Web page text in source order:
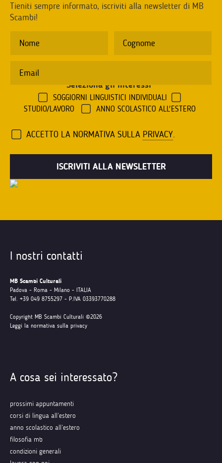
Tieniti sempre informato, iscriviti alla newsletter di MB
Scambi!
Seleziona gli interessi
SOGGIORNI LINGUISTICI INDIVIDUALI
STUDIO/LAVORO
ANNO SCOLASTICO ALL'ESTERO
ACCETTO LA NORMATIVA SULLA PRIVACY.
I nostri contatti
MB Scambi Culturali
Padova - Roma - Milano - ITALIA
Tel. +39 049 8755297 - P.IVA 03393770288
Copyright MB Scambi Culturali ©2026
Leggi la normativa sulla privacy
A cosa sei interessato?
prossimi appuntamenti
corsi di lingua all’estero
anno scolastico all’estero
filosofia mb
condizioni generali